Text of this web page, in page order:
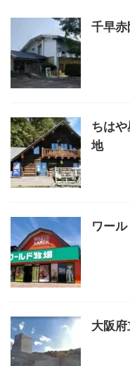
千早
ちは
地
ワー
大阪